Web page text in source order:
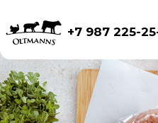
+7 987 225-25-55